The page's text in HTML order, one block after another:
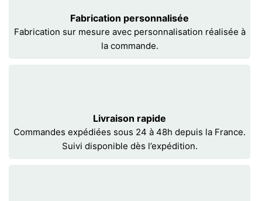
Fabrication personnalisée
Fabrication sur mesure avec personnalisation réalisée à
la commande.
Livraison rapide
Commandes expédiées sous 24 à 48h depuis la France.
Suivi disponible dès l’expédition.